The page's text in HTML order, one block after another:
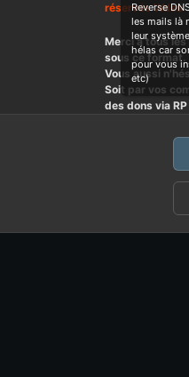
réservés Wdes
Merci à tous
sous ce format.
Vous aussi
Soit par vos
des dons via RP
Reverse
les mails là
leur
hélas car
pour vous
etc)